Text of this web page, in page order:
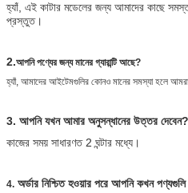
হ্যাঁ, এই কাটার মডেলের জন্য আমাদের কাছে
প্রস্তুত।
2.আপনি পণ্যের জন্য মানের গ্যারান্টি আছে?
হ্যাঁ, আমাদের আইটেমগুলির কোনও মানের সমস্যা হলে
3. আপনি যখন আমার অনুসন্ধানের উত্তর দেবেন?
কাজের সময় সাধারণত 2 ঘন্টার মধ্যে।
4. অর্ডার নিশ্চিত হওয়ার পরে আপনি কখন